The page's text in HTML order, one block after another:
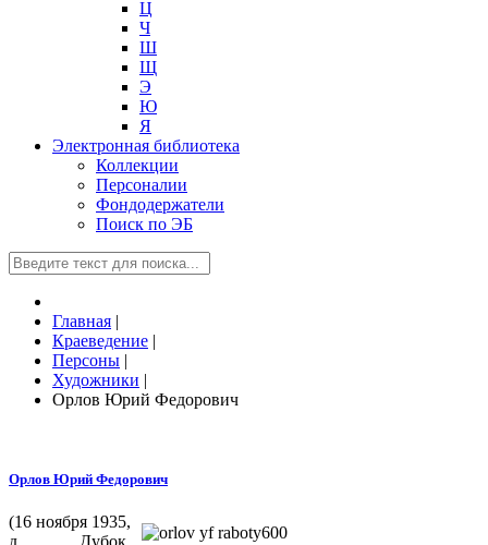
Ц
Ч
Ш
Щ
Э
Ю
Я
Электронная библиотека
Коллекции
Персоналии
Фондодержатели
Поиск по ЭБ
Главная |
Краеведение |
Персоны |
Художники |
Орлов Юрий Федорович
Орлов Юрий Федорович
(16 ноября 1935,